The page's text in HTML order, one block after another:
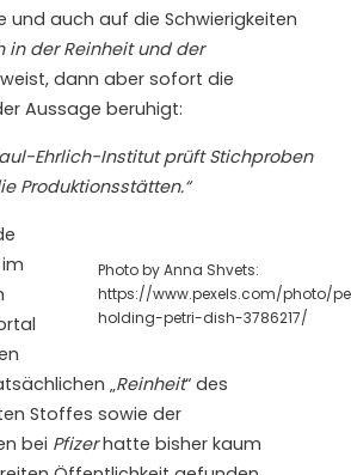
und auch auf die Schwierigkeiten
in der Reinheit und der
dann aber sofort die
Aussage beruhigt:
Ehrlich-Institut prüft Stichproben
Produktionsstätten.“
Photo by Anna Shvets:
https://www.pexels.com/photo/
holding-petri-dish-3786217/
„Reinheit“ des
Stoffes sowie der
bei Pfizerhatte bisher kaum